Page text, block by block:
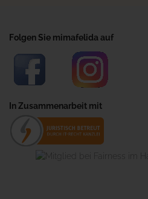
Folgen Sie mimafelida auf
In Zusammenarbeit mit